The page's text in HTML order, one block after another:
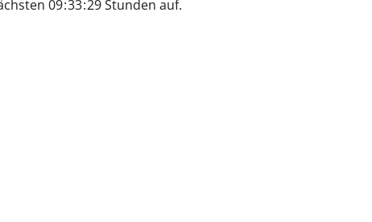
09 33 29Stunden auf.